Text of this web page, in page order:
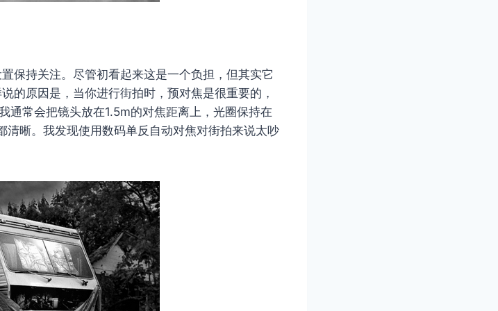
保持关注。尽管初看起来这是一个负担，但其实它
的原因是，当你进行街拍时，预对焦是很重要的，
通常会把镜头放在1.5m的对焦距离上，光圈保持在
晰。我发现使用数码单反自动对焦对街拍来说太吵